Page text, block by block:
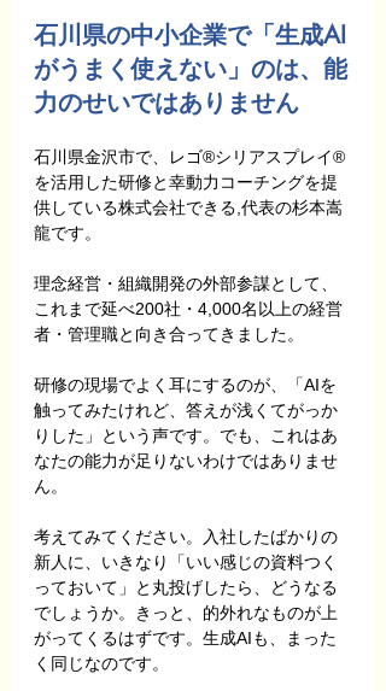
石川県の中小企業で「生成AI
がうまく使えない」のは、能
力のせいではありません
石川県金沢市で、レゴ®シリアスプレイ®
を活用した研修と幸動力コーチングを提
供している株式会社できる,代表の杉本嵩
龍です。
理念経営・組織開発の外部参謀として、
これまで延べ200社・4,000名以上の経営
者・管理職と向き合ってきました。
研修の現場でよく耳にするのが、「AIを
触ってみたけれど、答えが浅くてがっか
りした」という声です。でも、これはあ
なたの能力が足りないわけではありませ
ん。
考えてみてください。入社したばかりの
新人に、いきなり「いい感じの資料つく
っておいて」と丸投げしたら、どうなる
でしょうか。きっと、的外れなものが上
がってくるはずです。生成AIも、まった
く同じなのです。